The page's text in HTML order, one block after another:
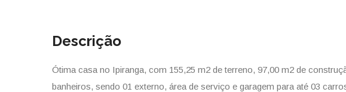
Descrição
Ótima casa no Ipiranga, com 155,25 m2 de terreno, 97,00 m2 de
banheiros, sendo 01 externo, área de serviço e garagem para até 03